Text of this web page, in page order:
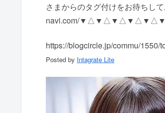
さまからのタグ付けをお待ちし
navi.com/
https://blogcircle.jp/commu/1550/
Posted by Intagrate Lite